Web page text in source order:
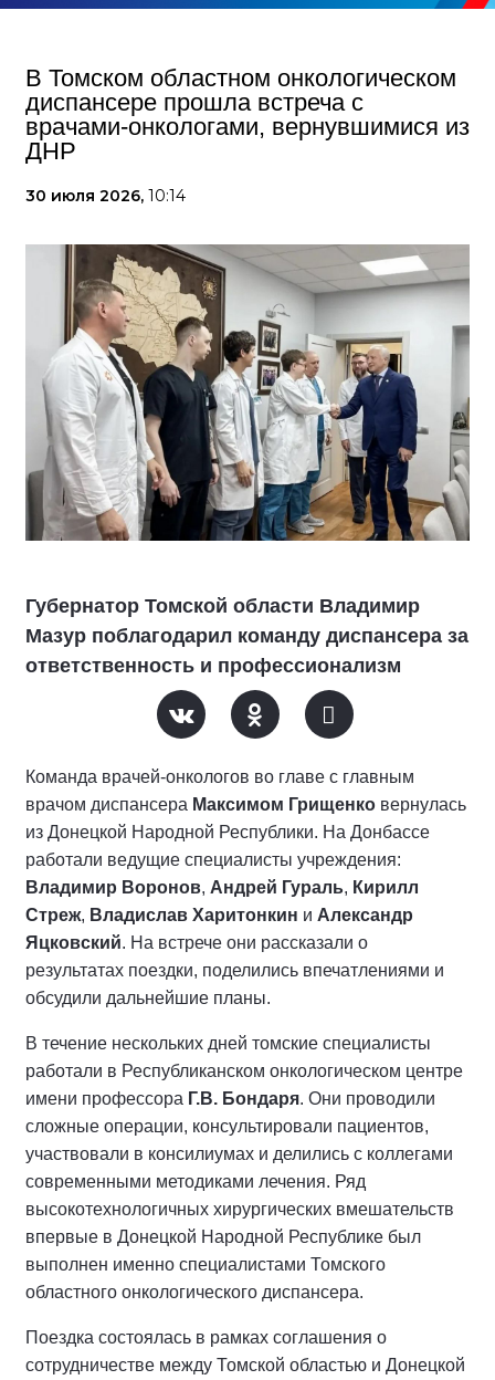
В Томском областном онкологическом
диспансере прошла встреча с
врачами-онкологами, вернувшимися из
ДНР
30 июля 2026, 10:14
Губернатор Томской области Владимир
Мазур поблагодарил команду диспансера за
ответственность и профессионализм
Команда врачей-онкологов во главе с главным
врачом диспансера Максимом Грищенко вернулась
из Донецкой Народной Республики. На Донбассе
работали ведущие специалисты учреждения:
Владимир Воронов, Андрей Гураль, Кирилл
Стреж, Владислав Харитонкин и Александр
Яцковский. На встрече они рассказали о
результатах поездки, поделились впечатлениями и
обсудили дальнейшие планы.
В течение нескольких дней томские специалисты
работали в Республиканском онкологическом центре
имени профессора Г.В. Бондаря. Они проводили
сложные операции, консультировали пациентов,
участвовали в консилиумах и делились с коллегами
современными методиками лечения. Ряд
высокотехнологичных хирургических вмешательств
впервые в Донецкой Народной Республике был
выполнен именно специалистами Томского
областного онкологического диспансера.
Поездка состоялась в рамках соглашения о
сотрудничестве между Томской областью и Донецкой